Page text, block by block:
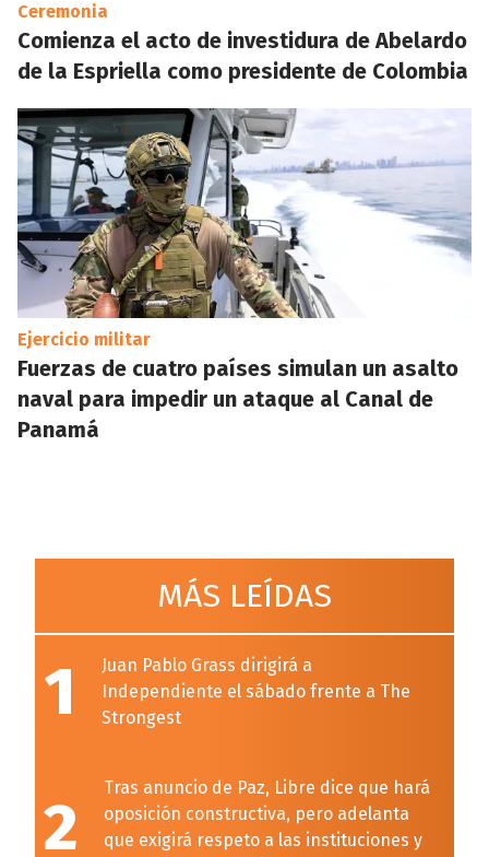
Ceremonia
Comienza el acto de investidura de Abelardo
de la Espriella como presidente de Colombia
Ejercicio militar
Fuerzas de cuatro países simulan un asalto
naval para impedir un ataque al Canal de
Panamá
MÁS LEÍDAS
1
Juan Pablo Grass dirigirá a
Independiente el sábado frente a The
Strongest
2
Tras anuncio de Paz, Libre dice que hará
oposición constructiva, pero adelanta
que exigirá respeto a las instituciones y